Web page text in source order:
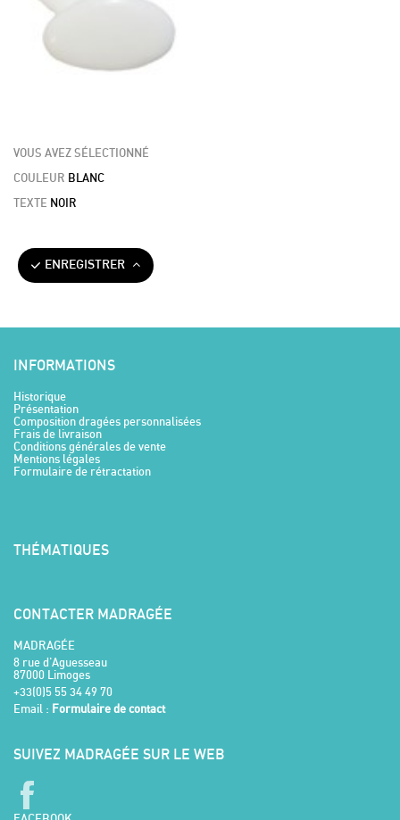
VOUS AVEZ SÉLECTIONNÉ
COULEUR BLANC
TEXTE NOIR
ENREGISTRER
INFORMATIONS
Historique
Présentation
Composition dragées personnalisées
Frais de livraison
Conditions générales de vente
Mentions légales
Formulaire de rétractation
THÉMATIQUES
CONTACTER MADRAGÉE
MADRAGÉE
8 rue d'Aguesseau
87000 Limoges
+33(0)5 55 34 49 70
Email : Formulaire de contact
SUIVEZ MADRAGÉE SUR LE WEB